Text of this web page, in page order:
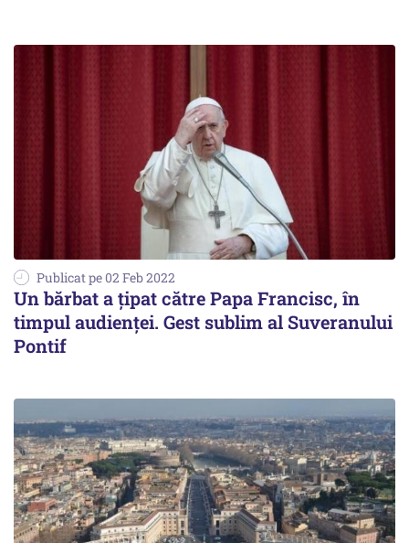
Publicat pe 02 Feb 2022
Un bărbat a țipat către Papa Francisc, în
timpul audienței. Gest sublim al Suveranului
Pontif